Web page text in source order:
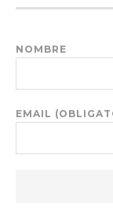
NOMBRE
EMAIL